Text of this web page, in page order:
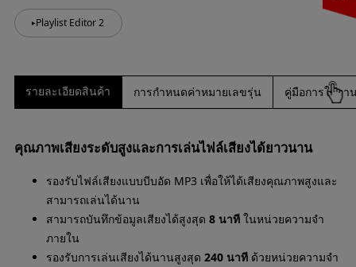
Playlist Editor 2
รายละเอียดสินค้า การกำหนดค่าหมายเลขรุ่น คู่มือการใช้งา
คุณภาพเสียงระดับสูงและการเล่นไฟล์เสียงได้ยาวนาน
รองรับไฟล์เสียงแบบบีบอัด MP3 เพื่อให้ได้เสียงคุณภาพสูงและ
สามารถเล่นได้นาน
สามารถบันทึกข้อมูลเสียงได้สูงสุด 8 นาทีในหน่วยความจำ
ภายใน
รองรับการเล่นเสียงได้นานสูงสุด 240 นาทีด้วยหน่วยความจำ